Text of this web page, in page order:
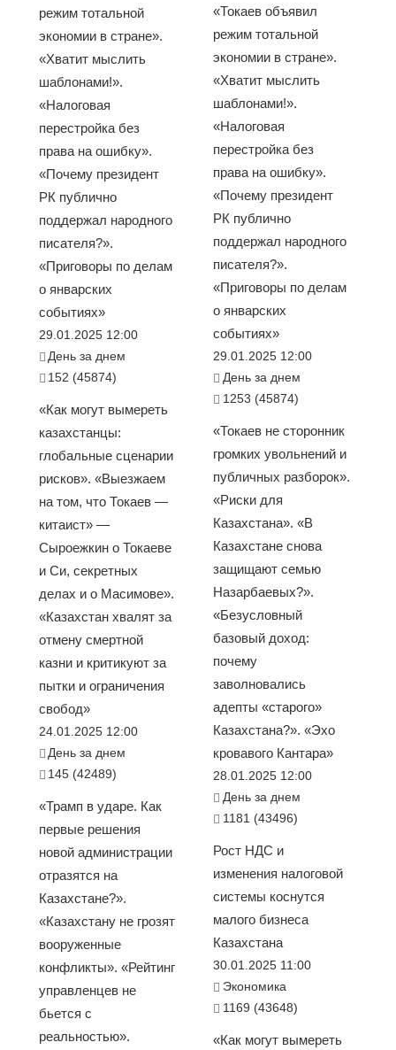
режим тотальной
экономии в стране».
«Хватит мыслить
шаблонами!».
«Налоговая
перестройка без
права на ошибку».
«Почему президент
РК публично
поддержал народного
писателя?».
«Приговоры по делам
о январских
событиях»
29.01.2025 12:00
День за днем
152 (45874)
«Как могут вымереть
казахстанцы:
глобальные сценарии
рисков». «Выезжаем
на том, что Токаев —
китаист» —
Сыроежкин о Токаеве
и Си, секретных
делах и о Масимове».
«Казахстан хвалят за
отмену смертной
казни и критикуют за
пытки и ограничения
свобод»
24.01.2025 12:00
День за днем
145 (42489)
«Трамп в ударе. Как
первые решения
новой администрации
отразятся на
Казахстане?».
«Казахстану не грозят
вооруженные
конфликты». «Рейтинг
управленцев не
бьется с
реальностью».
«Токаев объявил
режим тотальной
экономии в стране».
«Хватит мыслить
шаблонами!».
«Налоговая
перестройка без
права на ошибку».
«Почему президент
РК публично
поддержал народного
писателя?».
«Приговоры по делам
о январских
событиях»
29.01.2025 12:00
День за днем
1253 (45874)
«Токаев не сторонник
громких увольнений и
публичных разборок».
«Риски для
Казахстана». «В
Казахстане снова
защищают семью
Назарбаевых?».
«Безусловный
базовый доход:
почему
заволновались
адепты «старого»
Казахстана?». «Эхо
кровавого Кантара»
28.01.2025 12:00
День за днем
1181 (43496)
Рост НДС и
изменения налоговой
системы коснутся
малого бизнеса
Казахстана
30.01.2025 11:00
Экономика
1169 (43648)
«Как могут вымереть